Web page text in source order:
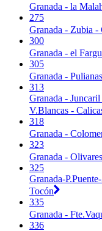
Granada - la
275
Granada - Zubia -
300
Granada - el
305
Granada -
313
Granada -
V.Blancas -
318
Granada -
323
Granada -
325
Granada-
Tocón
335
Granada -
336